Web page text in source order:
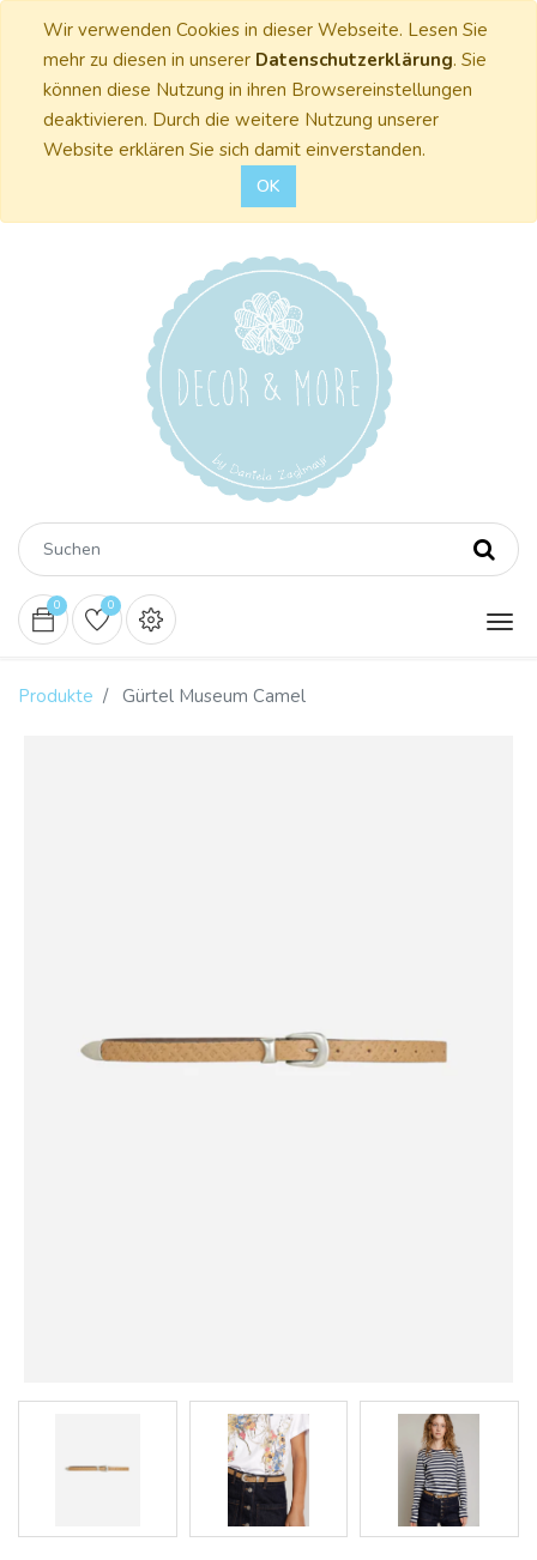
Wir verwenden Cookies in dieser Webseite. Lesen Sie
mehr zu diesen in unserer Datenschutzerklärung. Sie
können diese Nutzung in ihren Browsereinstellungen
deaktivieren. Durch die weitere Nutzung unserer
Website erklären Sie sich damit einverstanden.
OK
0 0
Produkte Gürtel Museum Camel